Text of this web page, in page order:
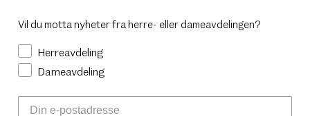
Vil du motta nyheter fra herre- eller dameavdelingen?
Herreavdeling
Dameavdeling